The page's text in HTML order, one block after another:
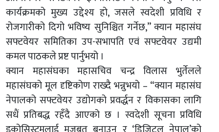
कार्यक्रमको मुख्य उद्देश्य हो, जसले स्वदेशी प्रविधि र
रोजगारीको दिगो भविष्य सुनिश्चित गर्नेछ,” क्यान महासंघ
सफ्टवेयर समितिका उप-सभापति एवं सफ्टवेयर उद्यमी
कमल पाठकले प्रष्ट पार्नुभयो ।
क्यान महासंघका महासचिव चन्द्र विलास भुर्तेलले
महासंघको मूल दृष्टिकोण राख्दै भन्नुभयो – “क्यान महासंघ
नेपालको सफ्टवेयर उद्योगको प्रवर्द्धन र विकासका लागि
सधैं प्रतिबद्ध रहँदै आएको छ । स्वदेशी सूचना प्रविधि